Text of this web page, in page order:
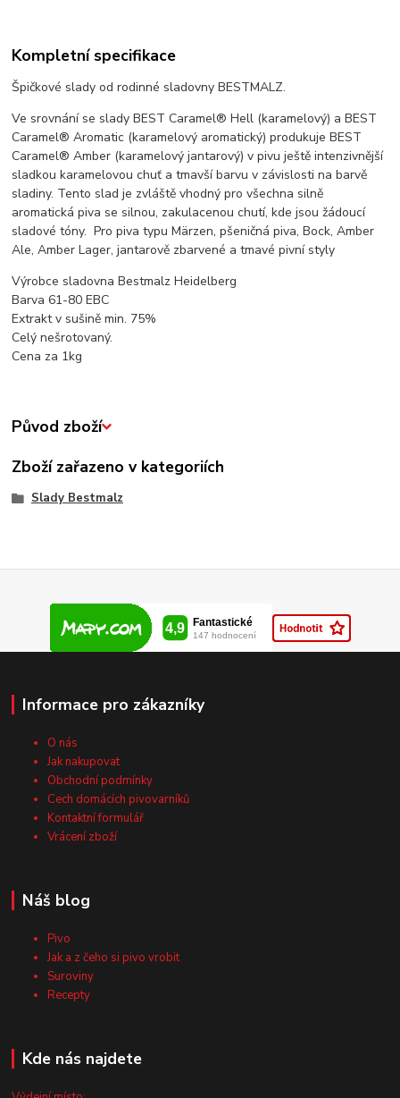
Kompletní specifikace
Špičkové slady od rodinné sladovny BESTMALZ.
Ve srovnání se slady BEST Caramel® Hell (karamelový) a BEST
Caramel® Aromatic (karamelový aromatický) produkuje BEST
Caramel® Amber (karamelový jantarový) v pivu ještě intenzivnější
sladkou karamelovou chuť a tmavší barvu v závislosti na barvě
sladiny. Tento slad je zvláště vhodný pro všechna silně
aromatická piva se silnou, zakulacenou chutí, kde jsou žádoucí
sladové tóny. Pro piva typu Märzen, pšeničná piva, Bock, Amber
Ale, Amber Lager, jantarově zbarvené a tmavé pivní styly
Výrobce sladovna Bestmalz Heidelberg
Barva 61-80 EBC
Extrakt v sušině min. 75%
Celý nešrotovaný.
Cena za 1kg
Původ zboží
Zboží zařazeno v kategoriích
Slady Bestmalz
Informace pro zákazníky
O nás
Jak nakupovat
Obchodní podmínky
Cech domácích pivovarníků
Kontaktní formulář
Vrácení zboží
Náš blog
Pivo
Jak a z čeho si pivo vrobit
Suroviny
Recepty
Kde nás najdete